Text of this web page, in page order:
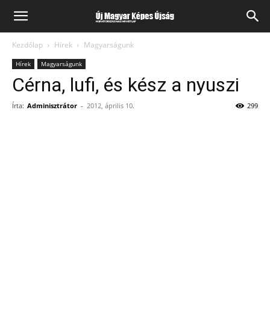
Kezdőlap Hírek Magyarságunk
Hírek Magyarságunk
Cérna, lufi, és kész a nyuszi
Írta: Adminisztrátor - 2012, április 10. 299